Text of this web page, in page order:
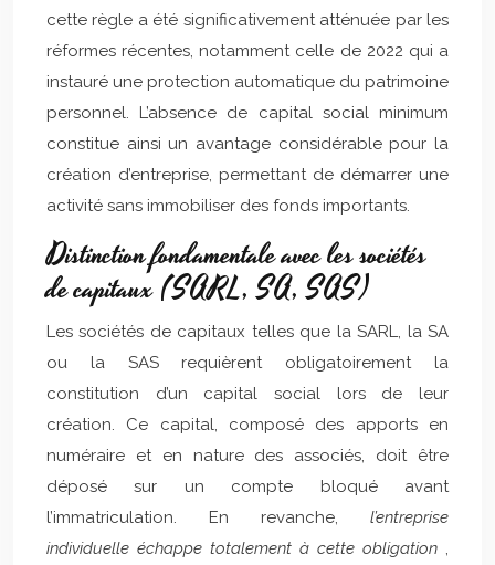
cette règle a été significativement atténuée par les
réformes récentes, notamment celle de 2022 qui a
instauré une protection automatique du patrimoine
personnel. L’absence de capital social minimum
constitue ainsi un avantage considérable pour la
création d’entreprise, permettant de démarrer une
activité sans immobiliser des fonds importants.
Distinction fondamentale avec les sociétés
de capitaux (SARL, SA, SAS)
Les sociétés de capitaux telles que la SARL, la SA
ou la SAS requièrent obligatoirement la
constitution d’un capital social lors de leur
création. Ce capital, composé des apports en
numéraire et en nature des associés, doit être
déposé sur un compte bloqué avant
l’immatriculation. En revanche, l’entreprise
individuelle échappe totalement à cette obligation ,